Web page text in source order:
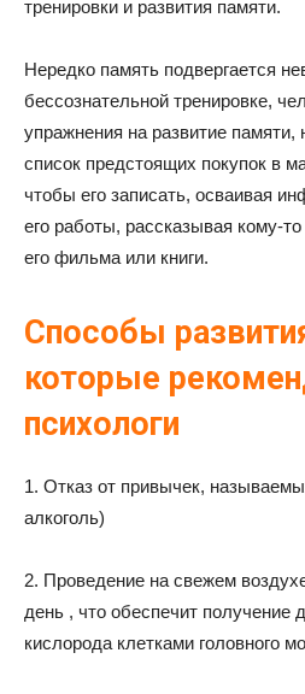
тренировки и развития памяти.
Нередко память подвергается
бессознательной тренировке,
упражнения на развитие
список предстоящих покупок в
чтобы его записать, осваивая
его работы, рассказывая кому-
его фильма или книги.
Способы
которые
психологи
1. Отказ от привычек,
алкоголь)
2. Проведение на свежем
день , что обеспечит получение
кислорода клетками головного